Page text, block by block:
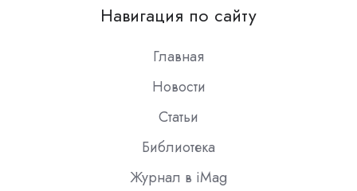
Slack
Навигация по сайту
Главная
Новости
Статьи
Библиотека
Журнал в iMag